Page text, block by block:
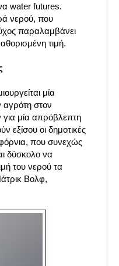
water futures.
νερού, που
παραλαμβάνει
τιμή.
μία
αγρότη στον
για μία απρόβλεπτη
οι δημοτικές
που συνεχώς
δύσκολο να
του νερού τα
Βολφ,